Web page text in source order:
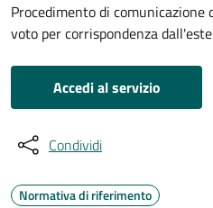
Procedimento di
voto per corrispondenza
Accedi al servizio
Condividi
Normativa di riferimento